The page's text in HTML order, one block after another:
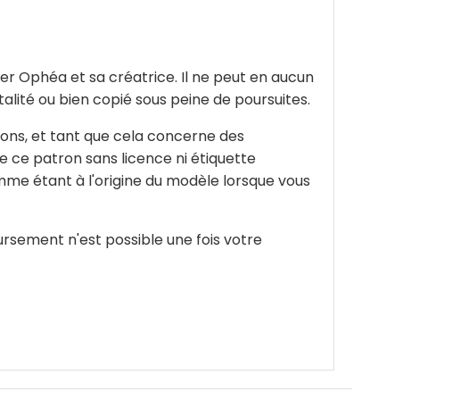
Ophéa et sa créatrice. Il ne peut en aucun
ou bien copié sous peine de poursuites.
et tant que cela concerne des
ce patron sans licence ni étiquette
étant à l'origine du modèle lorsque vous
n'est possible une fois votre